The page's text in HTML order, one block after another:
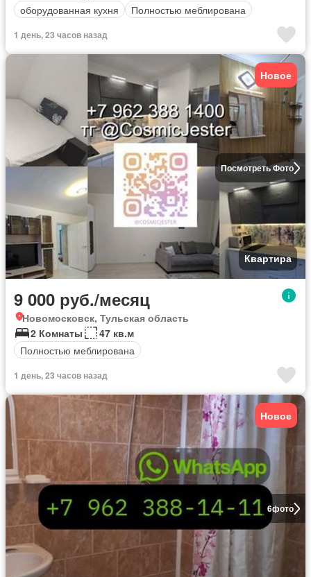
оборудованная кухня
Полностью меблирована
1 день, 23 часов назад
Посмотреть Фото
Новое
Квартира
9 000 руб./месяц
Новомосковск, Тульская область
2 Комнаты
47 кв.м
Полностью меблирована
1 день, 23 часов назад
6фото
Новое